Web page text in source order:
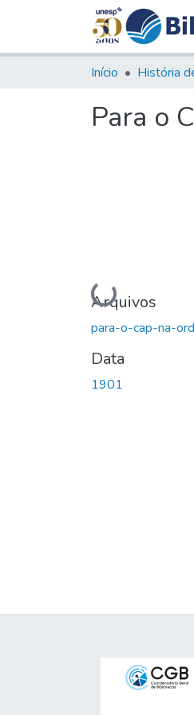
Início História
Para o
Carregando...
Arquivos
para-o-cap-na-
Data
1901